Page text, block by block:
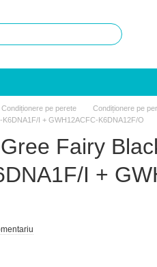
Condiționere pe perete
Condiționere pe
I + GWH12ACFC-K6DNA12F/O
Fairy
I +